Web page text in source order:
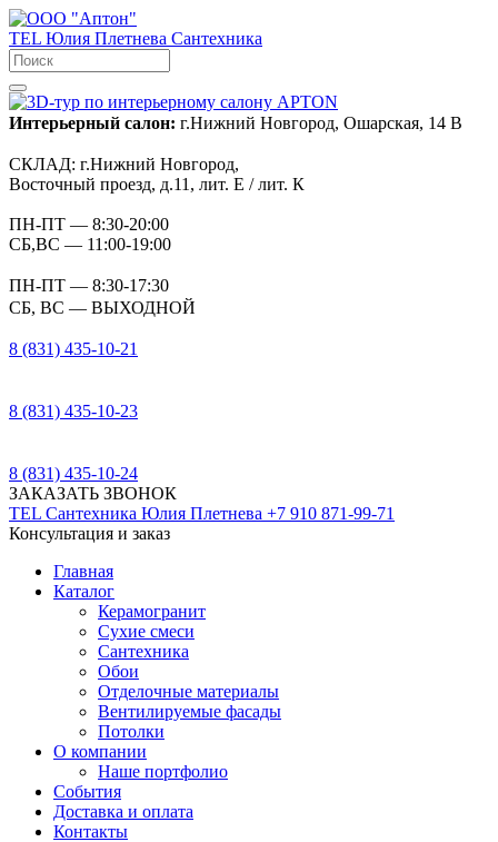
TEL Юлия Плетнева Сантехника
Интерьерный салон: г.Нижний Новгород, Ошарская, 14 В
СКЛАД: г.Нижний Новгород,
Восточный проезд, д.11, лит. Е / лит. К
ПН-ПТ — 8:30-20:00
СБ,ВС — 11:00-19:00
ПН-ПТ — 8:30-17:30
СБ, ВС — ВЫХОДНОЙ
8 (831) 435-10-21
8 (831) 435-10-23
8 (831) 435-10-24
ЗАКАЗАТЬ ЗВОНОК
TEL Сантехника Юлия Плетнева +7 910 871-99-71
Консультация и заказ
Главная
Каталог
Керамогранит
Сухие смеси
Сантехника
Обои
Отделочные материалы
Вентилируемые фасады
Потолки
О компании
Наше портфолио
События
Доставка и оплата
Контакты